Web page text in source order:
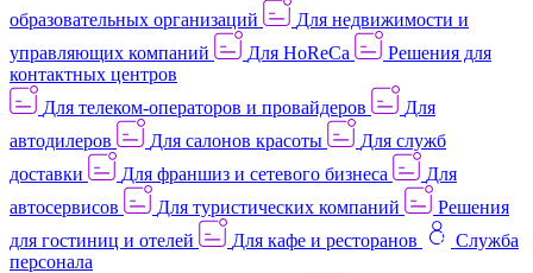
образовательных организаций
Для недвижимости и
управляющих компаний
Для HoReCa
Решения для
контактных центров
Для телеком-операторов и провайдеров
Для
автодилеров
Для салонов красоты
Для служб
доставки
Для франшиз и сетевого бизнеса
Для
автосервисов
Для туристических компаний
Решения
для гостиниц и отелей
Для кафе и ресторанов
Служба
персонала